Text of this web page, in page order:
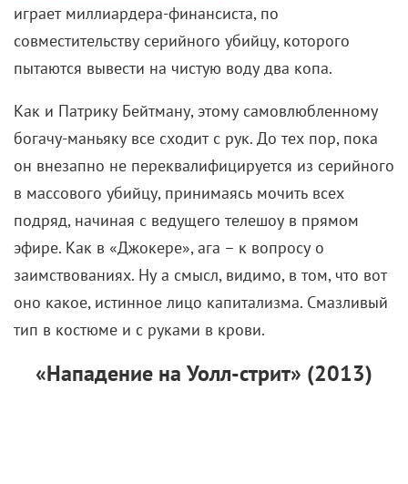
играет миллиардера-финансиста, по
совместительству серийного убийцу, которого
пытаются вывести на чистую воду два копа.
Как и Патрику Бейтману, этому самовлюбленному
богачу-маньяку все сходит с рук. До тех пор, пока
он внезапно не переквалифицируется из серийного
в массового убийцу, принимаясь мочить всех
подряд, начиная с ведущего телешоу в прямом
эфире. Как в «Джокере», ага – к вопросу о
заимствованиях. Ну а смысл, видимо, в том, что вот
оно какое, истинное лицо капитализма. Смазливый
тип в костюме и с руками в крови.
«Нападение на Уолл-стрит» (2013)